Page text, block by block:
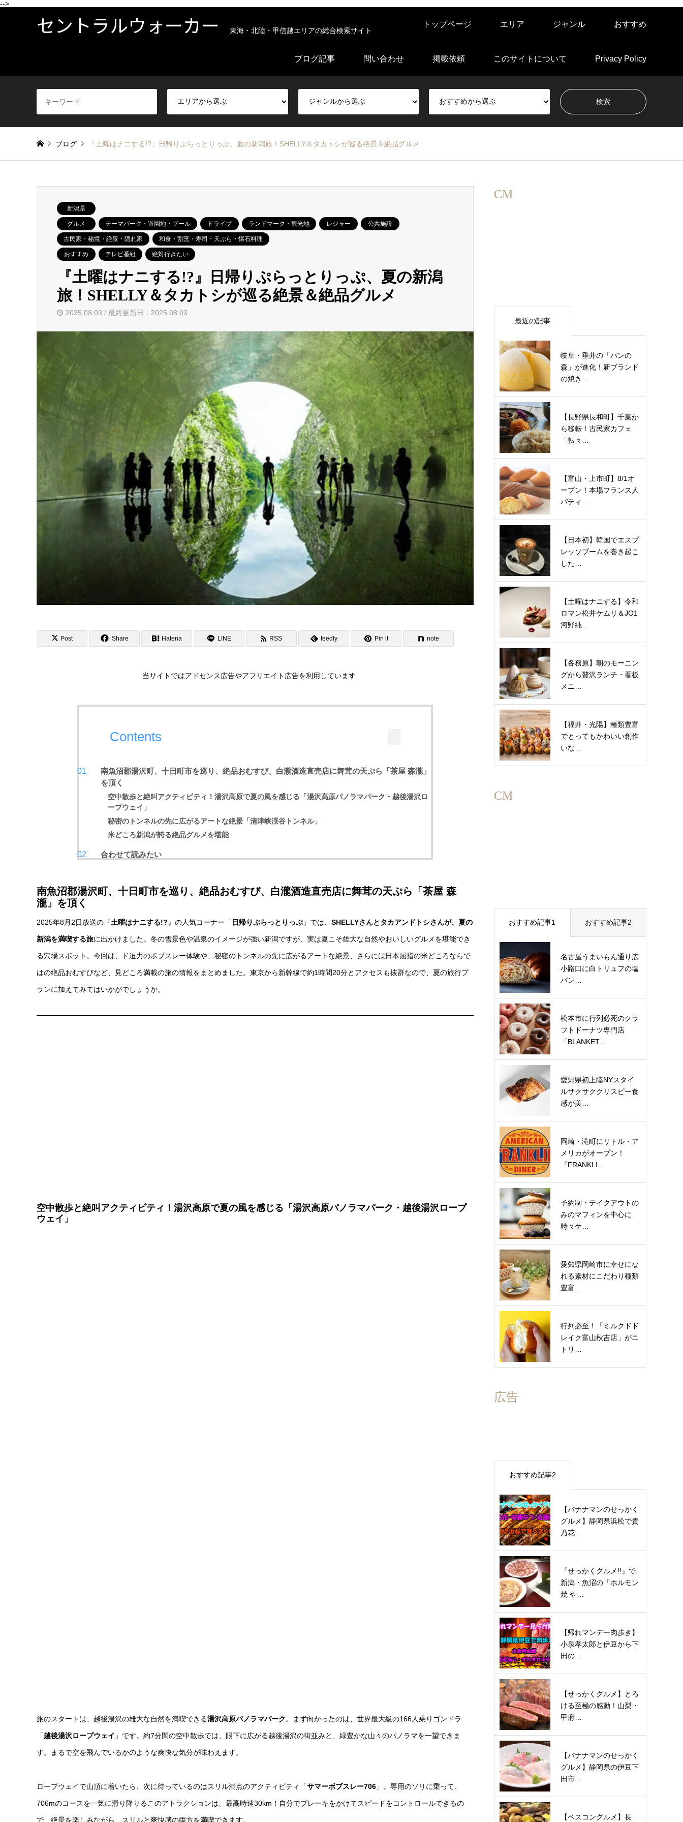
-->
セントラルウォーカー 東海・北陸・甲信越エリアの総合検索サイト
トップページ エリア ジャンル おすすめ
ブログ記事 問い合わせ 掲載依頼 このサイトについて Privacy Policy
ブログ 『土曜はナニする!?』日帰りぷらっとりっぷ、夏の新潟旅！SHELLY＆タカトシが巡る絶景＆絶品グルメ
新潟県
グルメ テーマパーク・遊園地・プール ドライブ ランドマーク・観光地 レジャー 公共施設
古民家・秘境・絶景・隠れ家 和食・割烹・寿司・天ぷら・懐石料理
おすすめ テレビ番組 絶対行きたい
『土曜はナニする!?』日帰りぷらっとりっぷ、夏の新潟
旅！SHELLY＆タカトシが巡る絶景＆絶品グルメ
2025.08.03 / 最終更新日：2025.08.03
Post Share Hatena LINE RSS feedly Pin it note
当サイトではアドセンス広告やアフリエイト広告を利用しています
Contents
南魚沼郡湯沢町、十日町市を巡り、絶品おむすび、白瀧酒造直売店に舞茸の天ぷら「茶屋 森瀧」
を頂く
空中散歩と絶叫アクティビティ！湯沢高原で夏の風を感じる「湯沢高原パノラマパーク・越後湯沢ロ
ープウェイ」
秘密のトンネルの先に広がるアートな絶景「清津峡渓谷トンネル」
米どころ新潟が誇る絶品グルメを堪能
合わせて読みたい
南魚沼郡湯沢町、十日町市を巡り、絶品おむすび、白瀧酒造直売店に舞茸の天ぷら「茶屋 森
瀧」を頂く
2025年8月2日放送の『土曜はナニする!? 』の人気コーナー「 日帰りぷらっとりっぷ 」では、 SHELLYさんとタカアンドトシさんが、夏の
新潟を満喫する旅に出かけました。冬の雪景色や温泉のイメージが強い新潟ですが、実は夏こそ雄大な自然やおいしいグルメを堪能でき
る穴場スポット。今回は、ド迫力のボブスレー体験や、秘密のトンネルの先に広がるアートな絶景、さらには日本屈指の米どころならで
はの絶品おむすびなど、見どころ満載の旅の情報をまとめました。東京から新幹線で約1時間20分とアクセスも抜群なので、夏の旅行プ
ランに加えてみてはいかがでしょうか。
空中散歩と絶叫アクティビティ！湯沢高原で夏の風を感じる「湯沢高原パノラマパーク・越後湯沢ロープ
ウェイ」
旅のスタートは、越後湯沢の雄大な自然を満喫できる湯沢高原パノラマパーク。まず向かったのは、世界最大級の166人乗りゴンドラ
「越後湯沢ロープウェイ 」です。約7分間の空中散歩では、眼下に広がる越後湯沢の街並みと、緑豊かな山々のパノラマを一望できま
す。まるで空を飛んでいるかのような爽快な気分が味わえます。
ロープウェイで山頂に着いたら、次に待っているのはスリル満点のアクティビティ「サマーボブスレー706 」。専用のソリに乗って、
706mのコースを一気に滑り降りるこのアトラクションは、最高時速30km！自分でブレーキをかけてスピードをコントロールできるの
で、絶景を楽しみながら、スリルと爽快感の両方を満喫できます。
CM
最近の記事
岐阜・垂井の「パンの
森」が進化！新ブランド
の焼き…
【長野県長和町】千葉か
ら移転！古民家カフェ
「転々…
【富山・上市町】8/1オ
ープン！本場フランス人
パティ…
【日本初】韓国でエスプ
レッソブームを巻き起こ
した…
【土曜はナニする】令和
ロマン松井ケムリ＆JO1
河野純…
【各務原】朝のモーニン
グから贅沢ランチ・看板
メニ…
【福井・光陽】種類豊富
でとってもかわいい創作
いな…
CM
おすすめ記事1 おすすめ記事2
名古屋うまいもん通り広
小路口に白トリュフの塩
パン…
松本市に行列必死のクラ
フトドーナツ専門店
「BLANKET…
愛知県初上陸NYスタイ
ルサクサククリスピー食
感が美…
岡崎・滝町にリトル・ア
メリカがオープン！
『FRANKLI…
予約制・テイクアウトの
みのマフィンを中心に
時々ケ…
愛知県岡崎市に幸せにな
れる素材にこだわり種類
豊富…
行列必至！「ミルクドド
レイク富山秋吉店」がニ
トリ…
広告
おすすめ記事2
【バナナマンのせっかく
グルメ】静岡県浜松で貴
乃花…
『せっかくグルメ!!』で
新潟・魚沼の「ホルモン
焼 や…
【帰れマンデー肉歩き】
小泉孝太郎と伊豆から下
田の…
【せっかくグルメ】とろ
ける至極の感動！山梨・
甲府…
【バナナマンのせっかく
グルメ】静岡県の伊豆下
田市…
【ベスコングルメ】長